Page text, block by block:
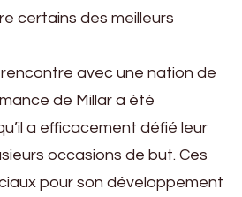
certains des meilleurs
avec une nation de
de Millar a été
a efficacement défié leur
occasions de but. Ces
pour son développement